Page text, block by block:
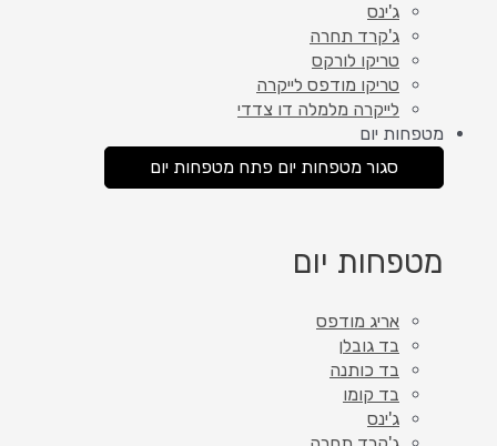
ג'ינס
ג'קרד תחרה
טריקו לורקס
טריקו מודפס לייקרה
לייקרה מלמלה דו צדדי
מטפחות יום
סגור מטפחות יום פתח מטפחות יום
מטפחות יום
אריג מודפס
בד גובלן
בד כותנה
בד קומו
ג'ינס